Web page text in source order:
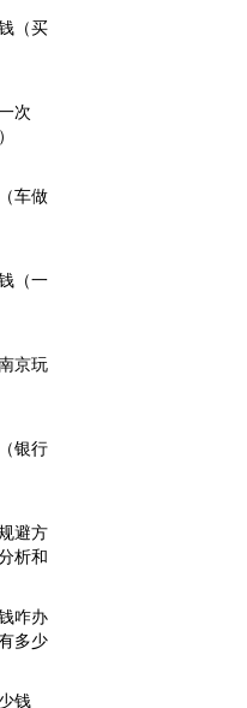
（买
次
车做
（一
京玩
银行
避方
析和
咋办
多少
钱